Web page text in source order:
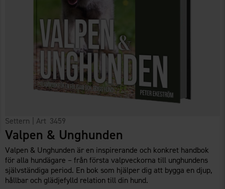
Settern | Art 3459
Valpen & Unghunden
Valpen & Unghunden är en inspirerande och konkret handbok
för alla hundägare – från första valpveckorna till unghundens
självständiga period. En bok som hjälper dig att bygga en djup,
hållbar och glädjefylld relation till din hund.